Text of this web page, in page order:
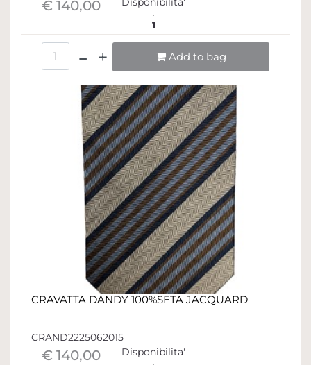
€ 140,00
1
Add to bag
CRAVATTA DANDY 100%SETA JACQUARD
CRAND2225062015
€ 140,00 Disponibilita'